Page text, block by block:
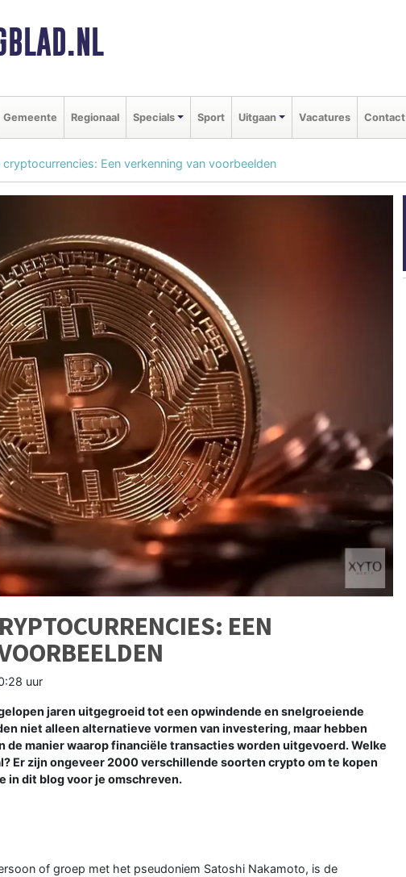
Gemeente Regionaal Specials Sport Uitgaan Vacatures Contact
cryptocurrencies: Een verkenning van voorbeelden
EEN
uur
jaren uitgegroeid tot een opwindende en snelgroeiende
niet alleen alternatieve vormen van investering, maar hebben
manier waarop financiële transacties worden uitgevoerd. Welke
Er zijn ongeveer 2000 verschillende soorten crypto om te kopen
in dit blog voor je omschreven.
of groep met het pseudoniem Satoshi Nakamoto, is de